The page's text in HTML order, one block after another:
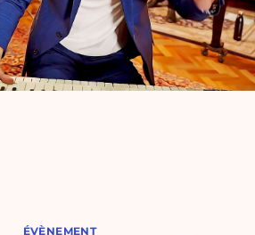
ÉVÈNEMENT